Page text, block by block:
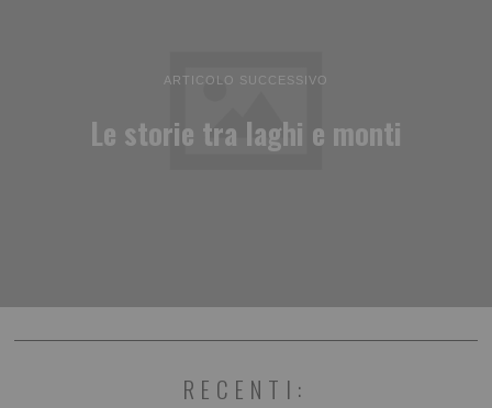
ARTICOLO SUCCESSIVO
Le storie tra laghi e monti
RECENTI: